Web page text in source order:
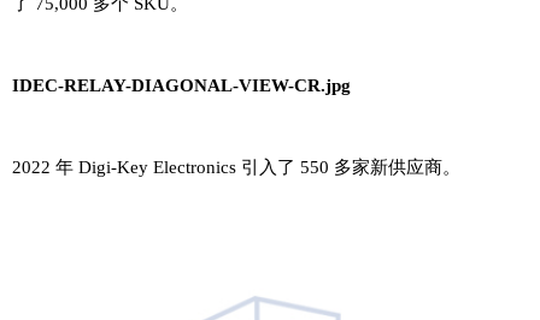
IDEC-RELAY-DIAGONAL-VIEW-CR.jpg
2022 年 Digi-Key Electronics 引入了 550 多家新供应商。